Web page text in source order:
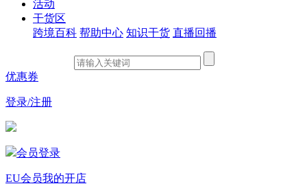
活动
干货区
跨境百科 帮助中心 知识干货 直播回播
优惠券
登录/注册
会员登录
EU会员我的开店